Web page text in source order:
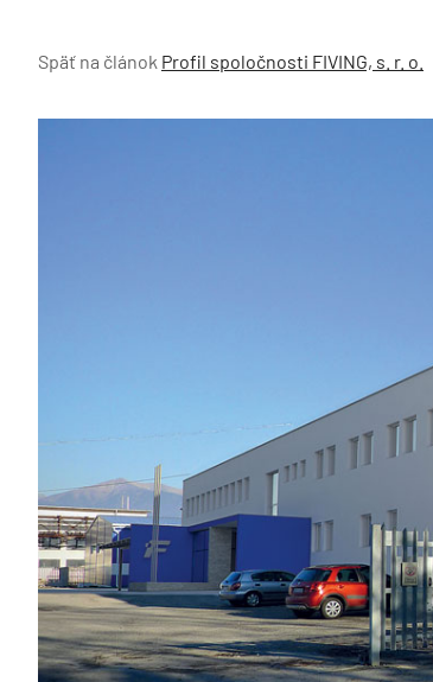
Späť na článok Profil spoločnosti FIVING, s. r. o.